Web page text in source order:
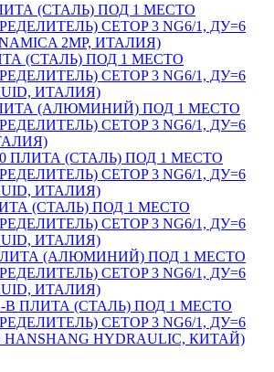
(СТАЛЬ) ПОД 1 МЕСТО
CETOP 3 NG6/1, ДУ=6
2MP, ИТАЛИЯ)
(СТАЛЬ) ПОД 1 МЕСТО
CETOP 3 NG6/1, ДУ=6
ИТАЛИЯ)
(АЛЮМИНИЙ) ПОД 1 МЕСТО
CETOP 3 NG6/1, ДУ=6
ПЛИТА (СТАЛЬ) ПОД 1 МЕСТО
CETOP 3 NG6/1, ДУ=6
ИТАЛИЯ)
(СТАЛЬ) ПОД 1 МЕСТО
CETOP 3 NG6/1, ДУ=6
ИТАЛИЯ)
ПЛИТА (АЛЮМИНИЙ) ПОД 1 МЕСТО
CETOP 3 NG6/1, ДУ=6
ИТАЛИЯ)
B ПЛИТА (СТАЛЬ) ПОД 1 МЕСТО
CETOP 3 NG6/1, ДУ=6
HYDRAULIC, КИТАЙ)